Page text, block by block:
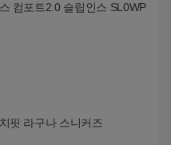
컴포트2.0 슬립인스 SL0WP
핏 라구나 스니커즈